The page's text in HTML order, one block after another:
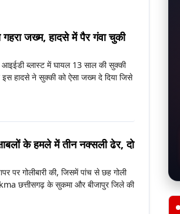
जख्‍म, हादसे में पैर गंवा चुकी
ब्‍लास्‍ट में घायल 13 साल की सुक्‍की
हादसे ने सुक्‍की को ऐसा जख्‍म दे दिया जिसे
के हमले में तीन नक्सली ढेर, दो
पर गोलीबारी की, जिसमें पांच से छह गोली
छत्तीसगढ़ के सुकमा और बीजापुर जिले की